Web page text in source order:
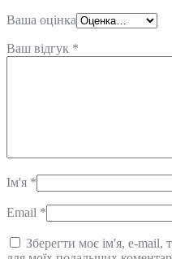
Ваша оцінка
Ваш відгук *
Ім'я *
Email *
Зберегти моє ім'я, e-mail,